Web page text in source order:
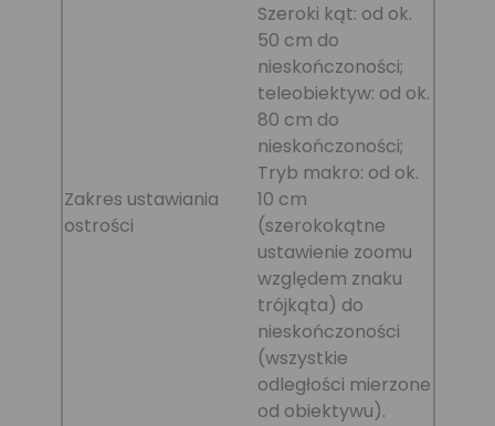
Zakres ustawiania
ostrości
Szeroki kąt: od ok.
50 cm do
nieskończoności;
teleobiektyw: od ok.
80 cm do
nieskończoności;
Tryb makro: od ok.
10 cm
(szerokokątne
ustawienie zoomu
względem znaku
trójkąta) do
nieskończoności
(wszystkie
odległości mierzone
od obiektywu).